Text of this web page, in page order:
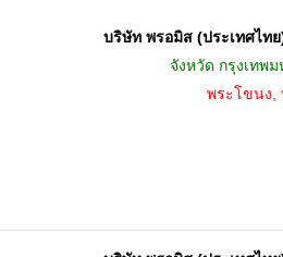
บริษัท พรอมิส (ประเทศไท
จังหวัด กรุงเทพ
พระโขนง,